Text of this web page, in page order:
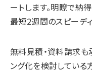
ートします。明瞭で納
最短2週間のスピーデ
無料見積・資料請求も
ング化を検討している